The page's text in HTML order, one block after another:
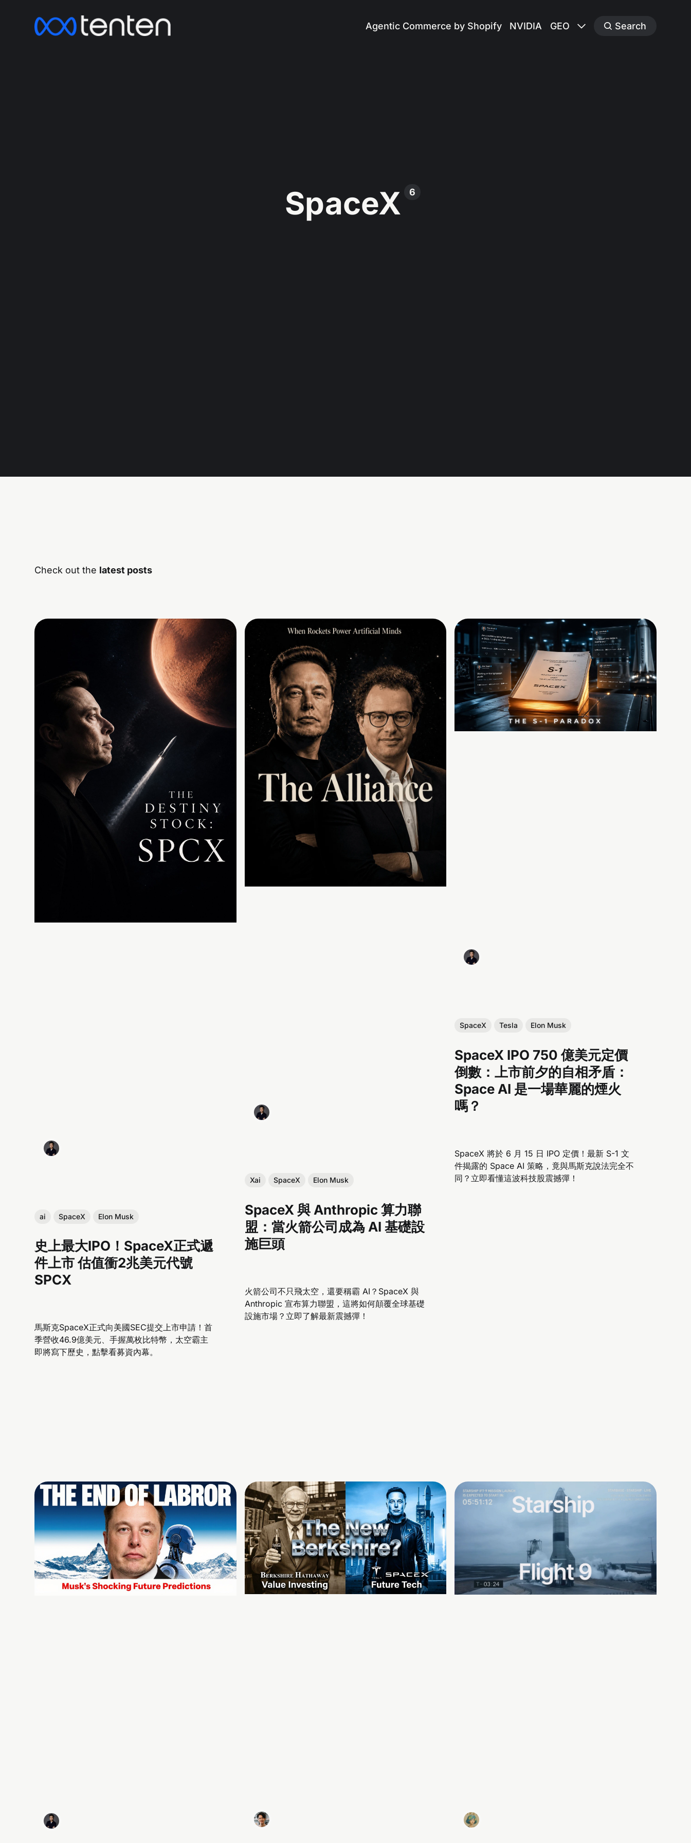
Agentic Commerce by Shopify NVIDIA GEO Search
SpaceX 6
Check out the latest posts
ai SpaceX Elon Musk
史上最大IPO！SpaceX正式遞
件上市 估值衝2兆美元代號
SPCX
馬斯克SpaceX正式向美國SEC提交上市申請！首
季營收46.9億美元、手握萬枚比特幣，太空霸主
即將寫下歷史，點擊看募資內幕。
Xai SpaceX Elon Musk
SpaceX 與 Anthropic 算力聯
盟：當火箭公司成為 AI 基礎設
施巨頭
火箭公司不只飛太空，還要稱霸 AI？SpaceX 與
Anthropic 宣布算力聯盟，這將如何顛覆全球基礎
設施市場？立即了解最新震撼彈！
SpaceX Tesla Elon Musk
SpaceX IPO 750 億美元定價
倒數：上市前夕的自相矛盾：
Space AI 是一場華麗的煙火
嗎？
SpaceX 將於 6 月 15 日 IPO 定價！最新 S-1 文
件揭露的 Space AI 策略，竟與馬斯克說法完全不
同？立即看懂這波科技股震撼彈！